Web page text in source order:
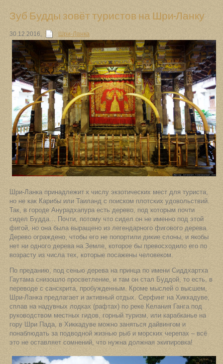
Зуб Будды зовёт туристов на Шри-Ланку
30.12.2016, Шри-Ланка
Шри-Ланка принадлежит к числу экзотических мест для туриста,
но не как Карибы или Таиланд с поиском плотских удовольствий.
Так, в городе Анурадхапура есть дерево, под которым почти
сидел Будда… Почти, потому что сидел он не именно под этой
фигой, но она была выращено из легендарного фигового дерева.
Дерево ограждено, чтобы его не попортили дикие слоны, и якобы
нет ни одного дерева на Земле, которое бы превосходило его по
возрасту из числа тех, которые посажены человеком.
По преданию, под сенью дерева на принца по имени Сиддхартха
Гаутама снизошло просветление, и там он стал Буддой, то есть, в
переводе с санскрита, пробужденным. Кроме мыслей о высшем,
Шри-Ланка предлагает и активный отдых. Серфинг на Хиккадуве,
сплав на надувных лодках (рафтах) по реке Келания Ганга под
руководством местных гидов, горный туризм, или карабканье на
гору Шри Пада, в Хиккадуве можно заняться дайвингом и
понаблюдать за подводной жизнью рыб и морских черепах – всё
это не оставляет сомнений, что нужна должная экипировка!